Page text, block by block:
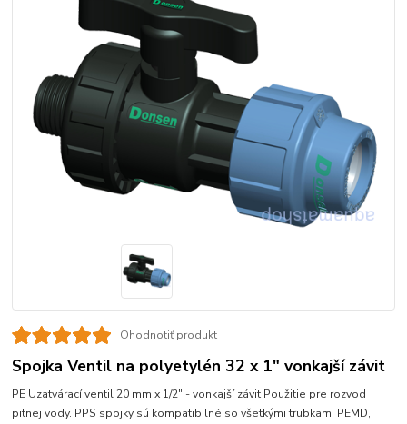
Ohodnotiť produkt
Spojka Ventil na polyetylén 32 x 1" vonkajší závit
PE Uzatvárací ventil 20 mm x 1/2" - vonkajší závit Použitie pre rozvod
pitnej vody. PPS spojky sú kompatibilné so všetkými trubkami PEMD,